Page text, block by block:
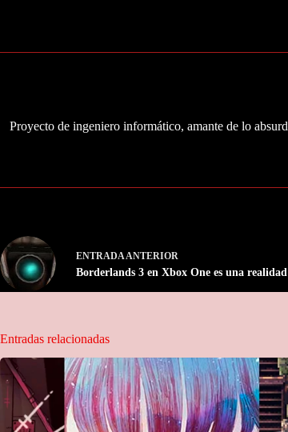
Proyecto de ingeniero informático, amante de lo
ENTRADAANTERIOR
Borderlands 3 en Xbox One es una realidad
Entradas relacionadas